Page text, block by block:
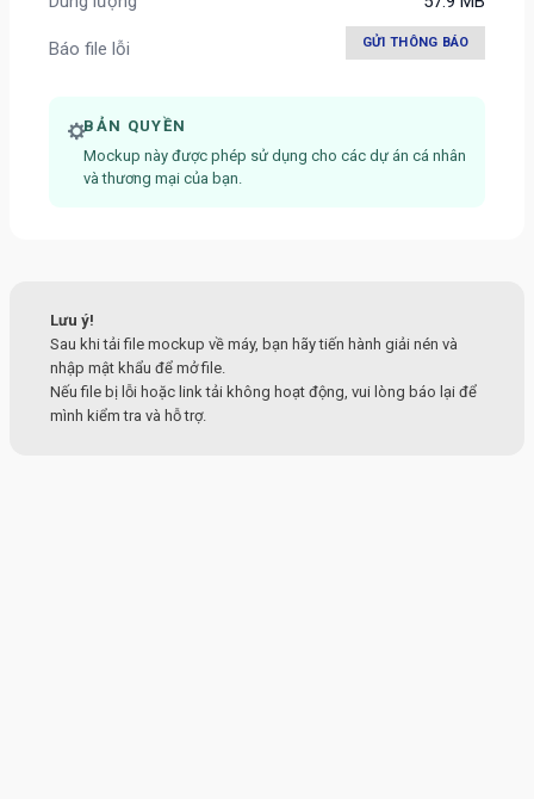
Báo file lỗi GỬI THÔNG BÁO
BẢN QUYỀN
Mockup này được phép sử dụng cho các dự án cá nhân
và thương mại của bạn.
Lưu ý!
Sau khi tải file mockup về máy, bạn hãy tiến hành giải nén và
nhập mật khẩu để mở file.
Nếu file bị lỗi hoặc link tải không hoạt động, vui lòng báo lại để
mình kiểm tra và hỗ trợ.